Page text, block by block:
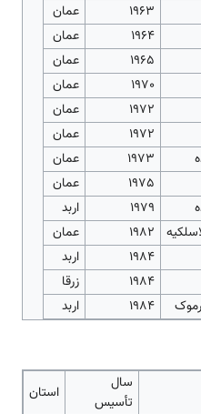
1963
عمان
1964
عمان
1965
عمان
1970
عمان
1972
عمان
1972
عمان
1973
عمان
1975
عمان
1979
اربد
1982
عمان
1984
اربد
1984
زرقا
1984 اربد
سال
تأسیس
استان